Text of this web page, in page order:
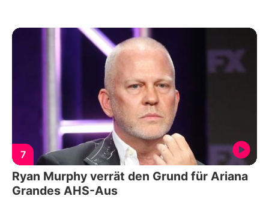
7
Ryan Murphy verrät den Grund für Ariana
Grandes AHS-Aus